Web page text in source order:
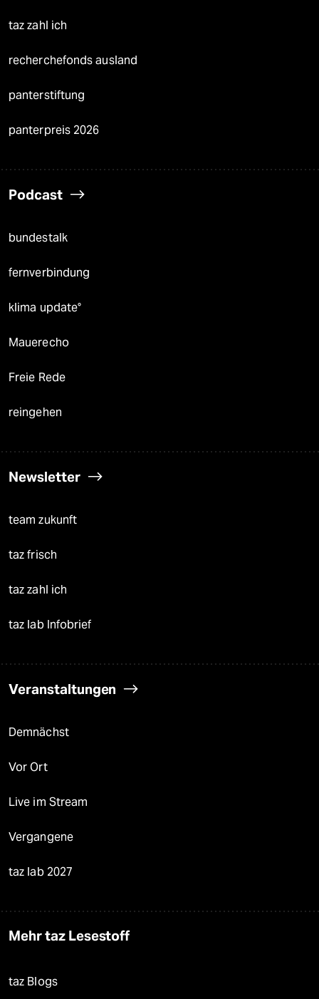
taz zahl ich
recherchefonds ausland
panterstiftung
panterpreis 2026
Podcast
bundestalk
fernverbindung
klima update°
Mauerecho
Freie Rede
reingehen
Newsletter
team zukunft
taz frisch
taz zahl ich
taz lab Infobrief
Veranstaltungen
Demnächst
Vor Ort
Live im Stream
Vergangene
taz lab 2027
Mehr taz Lesestoff
taz Blogs